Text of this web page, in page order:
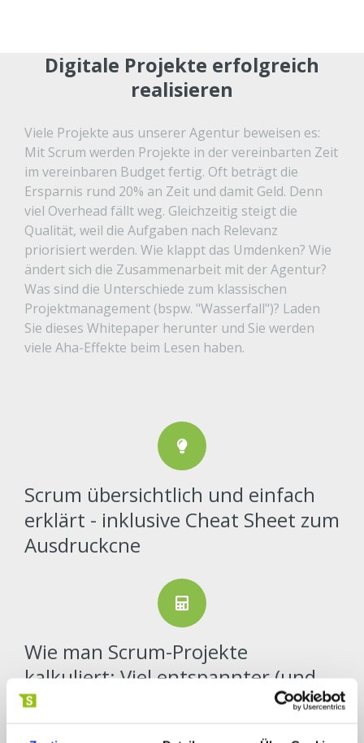
Digitale Projekte erfolgreich
realisieren
Viele Projekte aus unserer Agentur beweisen es:
Mit Scrum werden Projekte in der vereinbarten Zeit
im vereinbaren Budget fertig. Oft beträgt die
Ersparnis rund 20% an Zeit und damit Geld. Denn
viel Overhead fällt weg. Gleichzeitig steigt die
Qualität, weil die Aufgaben nach Relevanz
priorisiert werden. Wie klappt das Umdenken? Wie
ändert sich die Zusammenarbeit mit der Agentur?
Was sind die Unterschiede zum klassischen
Projektmanagement (bspw. "Wasserfall")? Laden
Sie dieses Whitepaper herunter und Sie werden
viele Aha-Effekte beim Lesen haben.
Scrum übersichtlich und einfach
erklärt - inklusive Cheat Sheet zum
Ausdruckcne
Wie man Scrum-Projekte
kalkuliert: Viel entspannter (und
preiswerter)